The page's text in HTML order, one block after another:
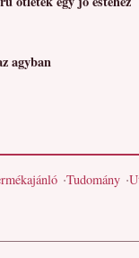
agyban
Tudomány